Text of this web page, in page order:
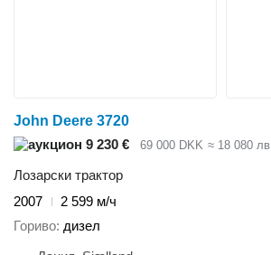
John Deere 3720
9 230 €
69 000 DKK ≈ 18 080 лв.
Лозарски трактор
2007
2 599 м/ч
Гориво дизел